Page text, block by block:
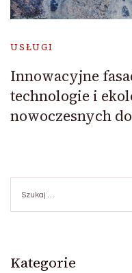
USŁUGI
Innowacyjne
technologie i
nowoczesnych
Kategorie